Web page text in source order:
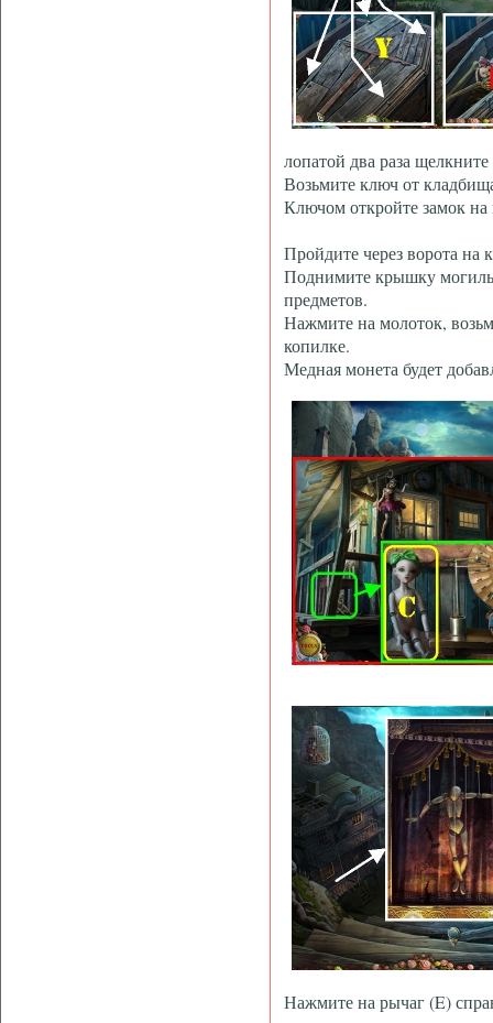
лопатой два раза
Возьмите ключ от
Ключом откройте замок
Пройдите через ворота на
Поднимите крышку
предметов.
Нажмите на молоток,
копилке.
Медная монета будет
Нажмите на рычаг (E)